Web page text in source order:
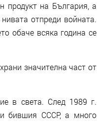
продукт на България, а
отпреди войната.
обаче всяка година се
значителна част от
в света. След 1989 г.
и бившия СССР, а много